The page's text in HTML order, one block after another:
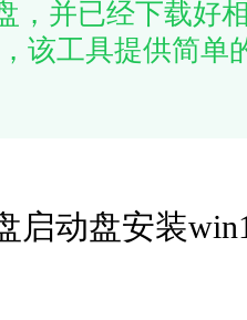
，并已经下载好
该工具提供简单
启动盘安装